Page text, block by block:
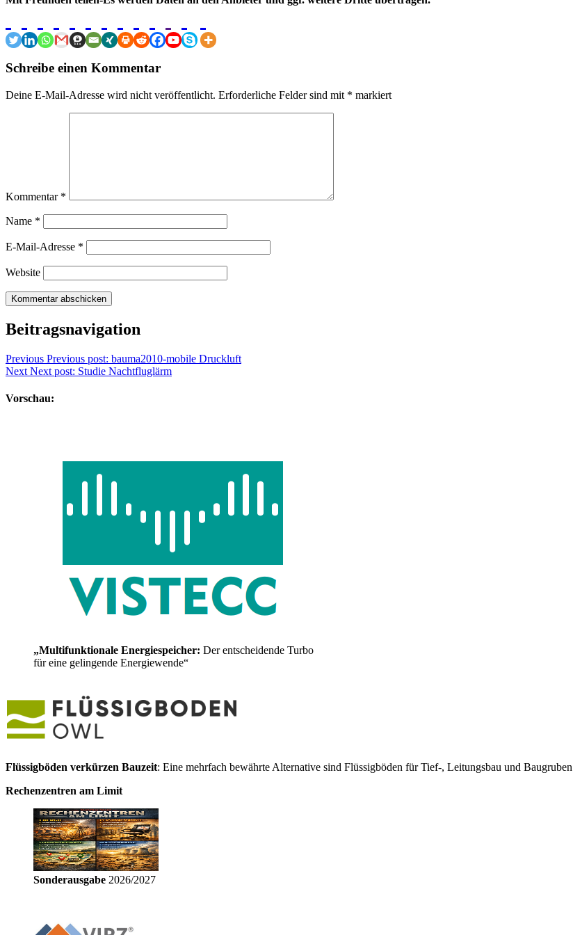
Schreibe einen Kommentar
Deine E-Mail-Adresse wird nicht veröffentlicht. Erforderliche Felder sind mit * markiert
Kommentar *
Name *
E-Mail-Adresse *
Website
Beitragsnavigation
Previous Previous post: bauma2010-mobile Druckluft
Next Next post: Studie Nachtfluglärm
Vorschau:
„Multifunktionale Energiespeicher: Der entscheidende Turbo
für eine gelingende Energiewende“
Flüssigböden verkürzen Bauzeit: Eine mehrfach bewährte Alternative sind Flüssigböden für Tief-, Leitungsbau und Baugruben
Rechenzentren am Limit
Sonderausgabe 2026/2027